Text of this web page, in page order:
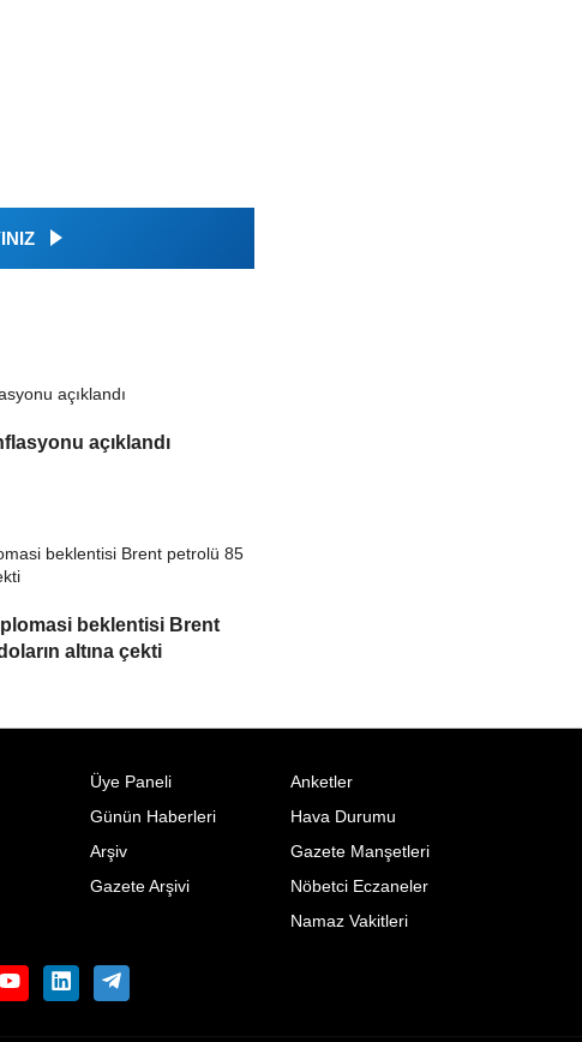
açıklandı
beklentisi Brent
altına çekti
Üye Paneli
Günün Haberleri
Arşiv
Gazete Arşivi
Anketler
Hava Durumu
Gazete Manşetleri
Nöbetci Eczaneler
Namaz Vakitleri